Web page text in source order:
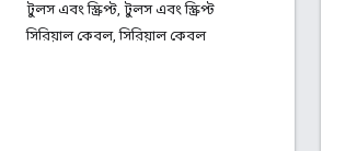
টুলস এবং স্ক্রিপ্ট, টুলস এবং স্ক্রিপ্ট
সিরিয়াল কেবল, সিরিয়াল কেবল